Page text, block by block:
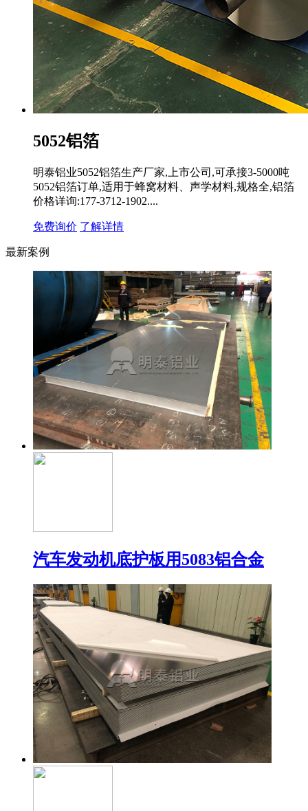
5052铝箔
明泰铝业5052铝箔生产厂家,上市公司,可承接3-5000吨
5052铝箔订单,适用于蜂窝材料、声学材料,规格全,铝箔
价格详询:177-3712-1902....
免费询价 了解详情
最新案例
汽车发动机底护板用5083铝合金